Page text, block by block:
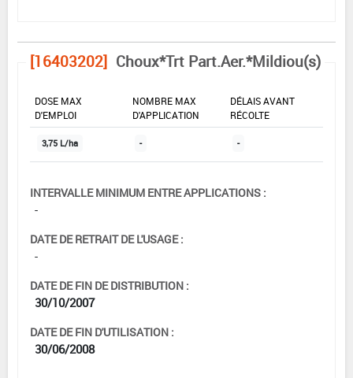
[16403202] Choux*Trt Part.Aer.*Mildiou(s)
DOSE MAX
D'EMPLOI
NOMBRE MAX
D'APPLICATION
DÉLAIS AVANT
RÉCOLTE
3,75 L/ha - -
INTERVALLE MINIMUM ENTRE APPLICATIONS :
-
DATE DE RETRAIT DE L'USAGE :
-
DATE DE FIN DE DISTRIBUTION :
30/10/2007
DATE DE FIN D'UTILISATION :
30/06/2008